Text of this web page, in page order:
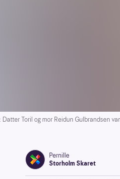
Datter Toril og mor Reidun Gulbrandsen
Pernille
Storholm Skaret